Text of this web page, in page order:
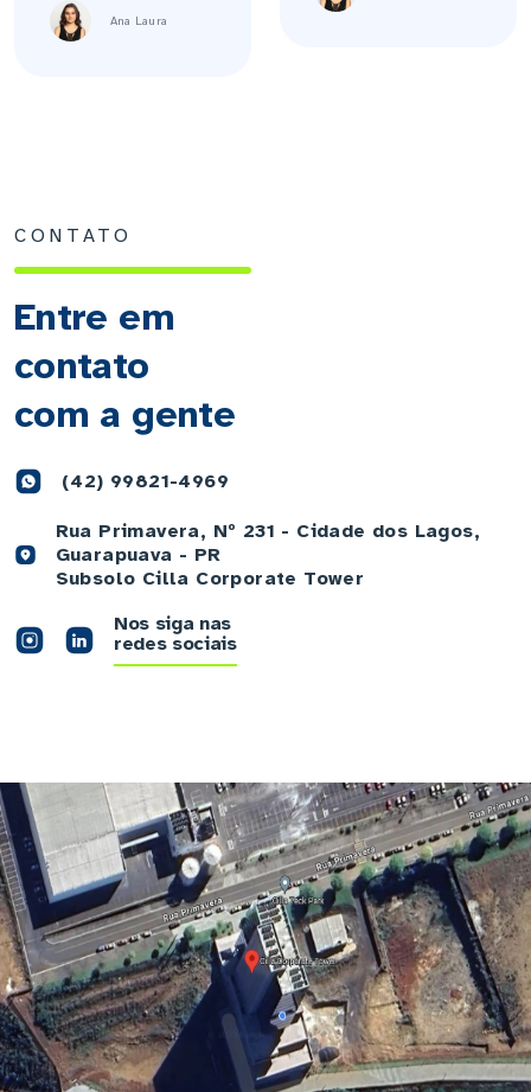
Ana Laura
CONTATO
Entre em
contato
com a gente
(42) 99821-4969
Rua Primavera, Nº 231 - Cidade dos Lagos,
Guarapuava - PR
Subsolo Cilla Corporate Tower
Nos siga nas
redes sociais